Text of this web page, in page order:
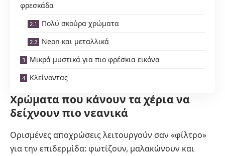
φρεσκάδα
Πολύ σκούρα χρώματα
Neon και μεταλλικά
Μικρά μυστικά για πιο φρέσκια εικόνα
Κλείνοντας
Χρώματα που κάνουν τα χέρια να
δείχνουν πιο νεανικά
Ορισμένες αποχρώσεις λειτουργούν σαν «φίλτρο»
για την επιδερμίδα: φωτίζουν, μαλακώνουν και